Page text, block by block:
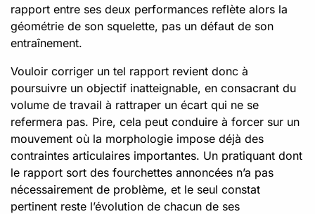
rapport entre ses deux performances reflète alors la
géométrie de son squelette, pas un défaut de son
entraînement.
Vouloir corriger un tel rapport revient donc à
poursuivre un objectif inatteignable, en consacrant du
volume de travail à rattraper un écart qui ne se
refermera pas. Pire, cela peut conduire à forcer sur un
mouvement où la morphologie impose déjà des
contraintes articulaires importantes. Un pratiquant dont
le rapport sort des fourchettes annoncées n’a pas
nécessairement de problème, et le seul constat
pertinent reste l’évolution de chacun de ses